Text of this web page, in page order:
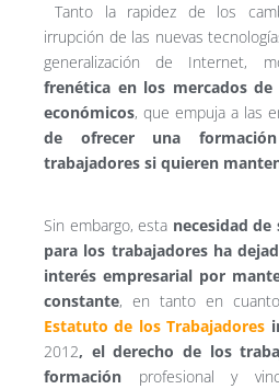
Tanto la rapidez de los
irrupción de las nuevas
generalización de Internet,
frenética en los mercados
económicos, que empuja a las
de ofrecer una
trabajadores si quieren
Sin embargo, esta necesidad
para los trabajadores ha
interés empresarial por
constante, en tanto en
Estatuto de los Trabajadores
2012, el derecho de los
formación profesional y